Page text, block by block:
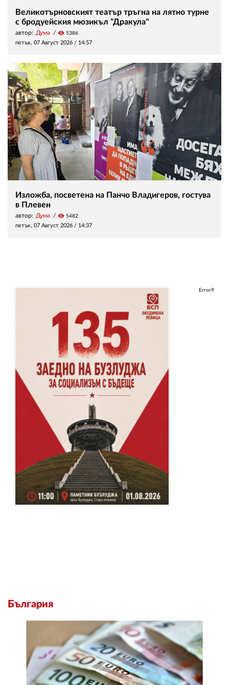
Великотърновският театър тръгна на лятно турне
с бродуейския мюзикъл "Дракула"
автор: Дума visibility 5386
петък, 07 Август 2026 / 14:57
Изложба, посветена на Панчо Владигеров, гостува
в Плевен
автор: Дума visibility 5482
петък, 07 Август 2026 / 14:37
Error9
България